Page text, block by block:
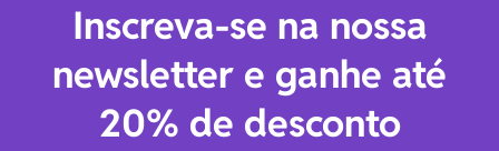
Inscreva-se na nossa
newsletter e ganhe até
20% de desconto